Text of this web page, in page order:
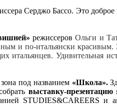
Серджо Бассо. Это доброе
режиссеровОльги и
и по-итальянски
итальянцев. Удивительная
под названием «Школа».
выставку-
STUDIES&CAREERS